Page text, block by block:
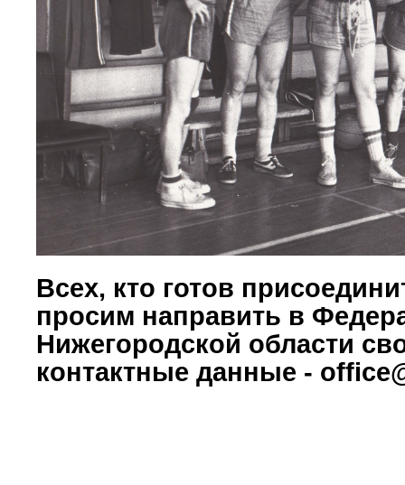
Всех, кто готов
просим направить в
Нижегородской области
контактные данные -